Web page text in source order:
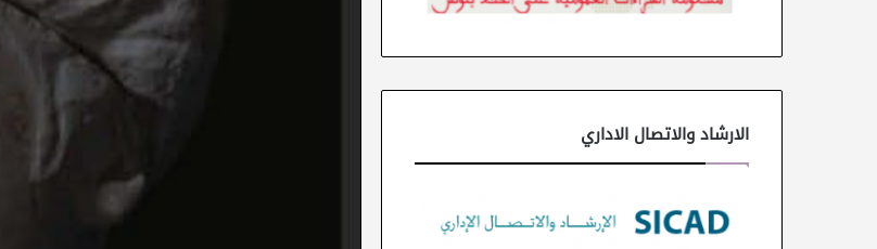
الارشاد والاتصال الاداري